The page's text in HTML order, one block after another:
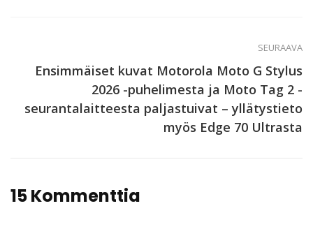
SEURAAVA
Ensimmäiset kuvat Motorola Moto G Stylus
2026 -puhelimesta ja Moto Tag 2 -
seurantalaitteesta paljastuivat – yllätystieto
myös Edge 70 Ultrasta
15 Kommenttia